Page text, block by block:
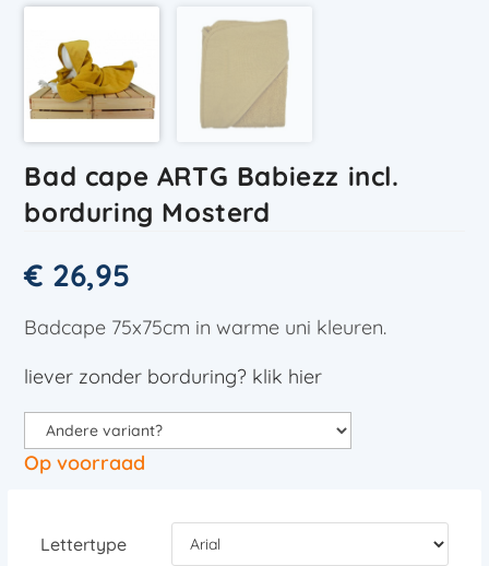
Bad cape ARTG Babiezz incl.
borduring Mosterd
€ 26,95
Badcape 75x75cm in warme uni kleuren.
liever zonder borduring? klik hier
Op voorraad
Lettertype